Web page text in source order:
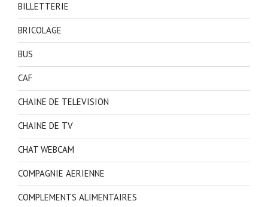
BILLETTERIE
BRICOLAGE
BUS
CAF
CHAINE DE TELEVISION
CHAINE DE TV
CHAT WEBCAM
COMPAGNIE AERIENNE
COMPLEMENTS ALIMENTAIRES